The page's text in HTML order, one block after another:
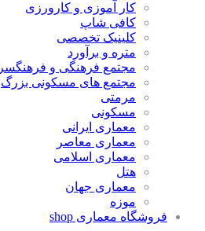
کار آموزی و کارورزی
کافی شاپ
کلینیک تخصصی
متره و برآورد
مجتمع فرهنگی و فرهنگسرا
مجتمع های مسکونی بزرگ
مرمتی
مسکونی
معماری ایرانی
معماری معاصر
معماری اسلامی
هتل
معماری جهان
موزه
فروشگاه معماری shop